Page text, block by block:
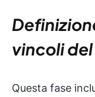
vincoli
Questa fase